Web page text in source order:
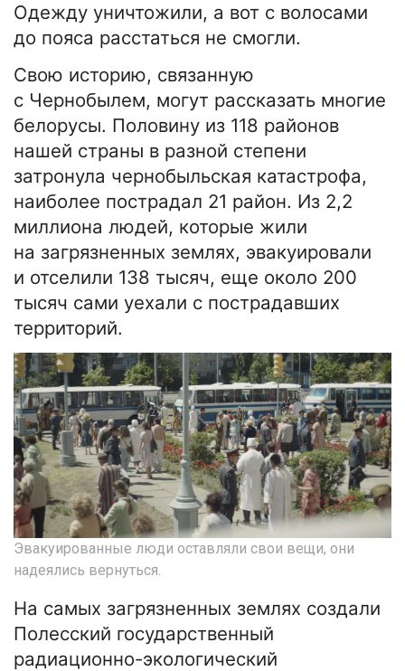
Одежду уничтожили, а вот с волосами
до пояса расстаться не смогли.
Свою историю, связанную
с Чернобылем, могут рассказать многие
белорусы. Половину из 118 районов
нашей страны в разной степени
затронула чернобыльская катастрофа,
наиболее пострадал 21 район. Из 2,2
миллиона людей, которые жили
на загрязненных землях, эвакуировали
и отселили 138 тысяч, еще около 200
тысяч сами уехали с пострадавших
территорий.
Эвакуированные люди оставляли свои вещи, они
надеялись вернуться.
На самых загрязненных землях создали
Полесский государственный
радиационно-экологический